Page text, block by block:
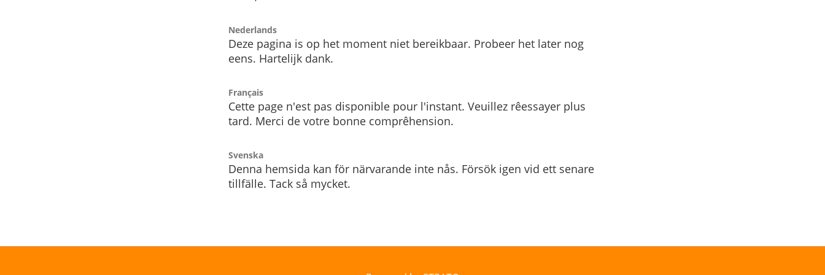
Nederlands
Deze pagina is op het moment niet bereikbaar. Probeer het later nog
eens. Hartelijk dank.
Français
Cette page n'est pas disponible pour l'instant. Veuillez rêessayer plus
tard. Merci de votre bonne comprêhension.
Svenska
Denna hemsida kan för närvarande inte nås. Försök igen vid ett senare
tillfälle. Tack så mycket.